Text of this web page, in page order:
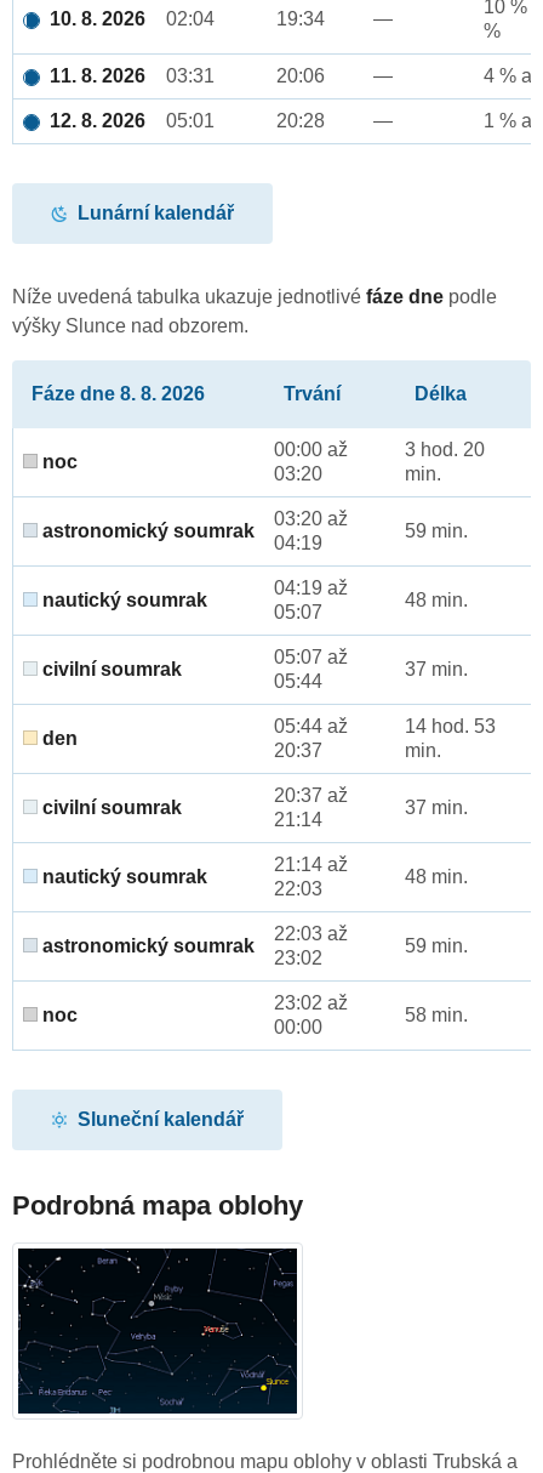
10. 8. 2026 02:04 19:34 —
10 %
%
11. 8. 2026 03:31 20:06 — 4 %
12. 8. 2026 05:01 20:28 — 1 %
Lunární kalendář
Níže uvedená tabulka ukazuje jednotlivé fáze dne podle
výšky Slunce nad obzorem.
Fáze dne 8. 8. 2026 Trvání Délka
noc
00:00 až
03:20
3 hod. 20
min.
astronomický soumrak
03:20 až
04:19
59 min.
nautický soumrak
04:19 až
05:07
48 min.
civilní soumrak
05:07 až
05:44
37 min.
den
05:44 až
20:37
14 hod. 53
min.
civilní soumrak
20:37 až
21:14
37 min.
nautický soumrak
21:14 až
22:03
48 min.
astronomický soumrak
22:03 až
23:02
59 min.
noc
23:02 až
00:00
58 min.
Sluneční kalendář
Podrobná mapa oblohy
Prohlédněte si podrobnou mapu oblohy v oblasti Trubská a